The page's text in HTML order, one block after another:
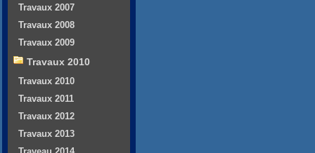
Travaux 2007
Travaux 2008
Travaux 2009
Travaux 2010
Travaux 2010
Travaux 2011
Travaux 2012
Travaux 2013